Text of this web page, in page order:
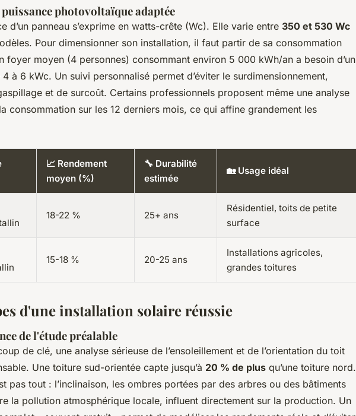
photovoltaïque adaptée
d’un panneau s’exprime en watts-crête (Wc). Elle varie entre 350 et 530 Wc
Pour dimensionner son installation, il faut partir de sa consommation
foyer moyen (4 personnes) consommant environ 5 000 kWh/an a besoin d’un
4 à 6 kWc. Un suivi personnalisé permet d’éviter le surdimensionnement,
et de surcoût. Certains professionnels proposent même une analyse
consommation sur les 12 derniers mois, ce qui affine grandement les
📈 Rendement
moyen (%)
🔧 Durabilité
estimée
🏡 Usage idéal
18-22 % 25+ ans
Résidentiel, toits de petite
surface
15-18 % 20-25 ans
Installations agricoles,
grandes toitures
d'une installation solaire réussie
de l'étude préalable
de clé, une analyse sérieuse de l’ensoleillement et de l’orientation du toit
Une toiture sud-orientée capte jusqu’à 20 % de plus qu’une toiture nord.
pas tout : l’inclinaison, les ombres portées par des arbres ou des bâtiments
la pollution atmosphérique locale, influent directement sur la production. Un